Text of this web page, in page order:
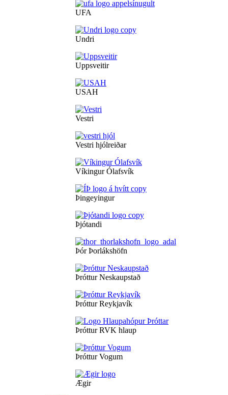
UFA
Undri
Uppsveitir
USAH
Vestri
Vestri hjólreiðar
Víkingur Ólafsvík
Þingeyingur
Þjótandi
Þór Þorlákshöfn
Þróttur Neskaupstað
Þróttur Reykjavík
Þróttur RVK hlaup
Þróttur Vogum
Ægir